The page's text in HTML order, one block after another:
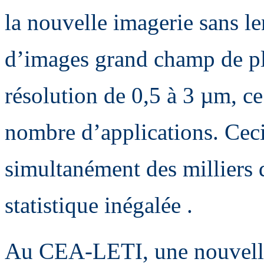
la nouvelle imagerie sans
d’images grand champ de
résolution de 0,5 à 3 µm,
nombre d’applications.
simultanément des milliers
statistique inégalée .
Au CEA-LETI, une